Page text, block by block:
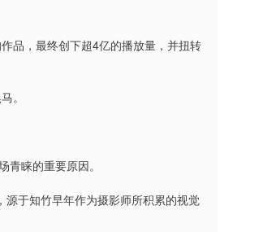
品，最终创下超4亿的播放量，并扭转
。
睐的重要原因。
源于知竹早年作为摄影师所积累的视觉